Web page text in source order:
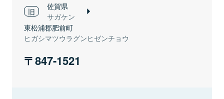
佐賀県
サガケン
東松浦郡肥前町
ヒガシマツウラグンヒゼンチョウ
847-1521